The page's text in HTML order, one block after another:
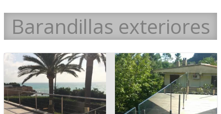
Barandillas exteriores